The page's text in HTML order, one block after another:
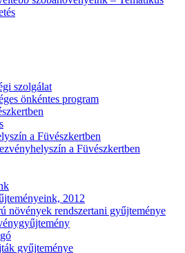
szolgálat
önkéntes program
a Füvészkertben
a Füvészkertben
2012
növények rendszertani gyűjteménye
gyűjteménye